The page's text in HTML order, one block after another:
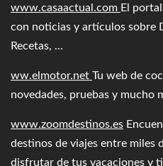
www.casaactual.com El
con noticias y artículos sobre
Recetas, ...
ww.elmotor.net Tu web de
novedades, pruebas y mucho
www.zoomdestinos.es
destinos de viajes entre miles
disfrutar de tus vacaciones y